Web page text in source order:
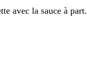
avec la sauce à part.